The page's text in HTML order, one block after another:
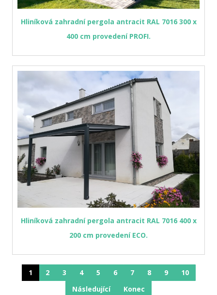
Hliníková zahradní pergola antracit RAL 7016 300 x
400 cm provedení PROFI.
Hliníková zahradní pergola antracit RAL 7016 400 x
200 cm provedení ECO.
1 2 3 4 5 6 7 8 9
10
Následující
Konec